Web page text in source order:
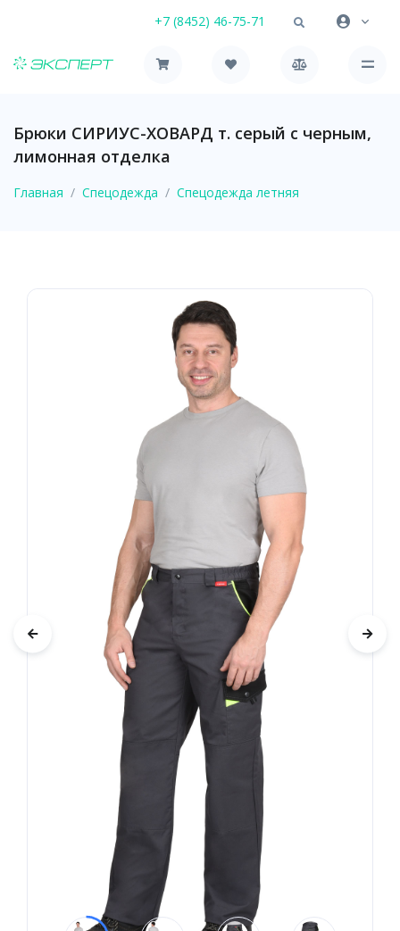
+7 (8452) 46-75-71
Брюки СИРИУС-ХОВАРД т. серый с черным,
лимонная отделка
Главная Спецодежда Спецодежда летняя